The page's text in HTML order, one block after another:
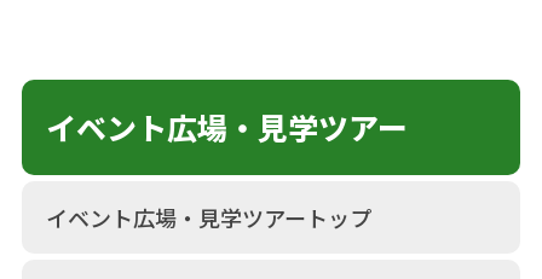
イベント広場・見学ツアー
イベント広場・見学ツアートップ